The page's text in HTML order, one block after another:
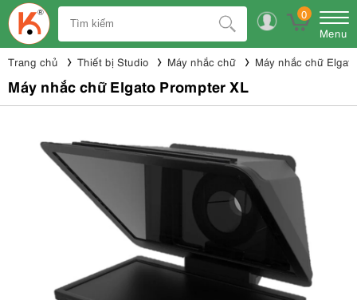
0
Menu
Trang chủ Thiết bị Studio Máy nhắc chữ Máy nhắc chữ Elgato
Máy nhắc chữ Elgato Prompter XL